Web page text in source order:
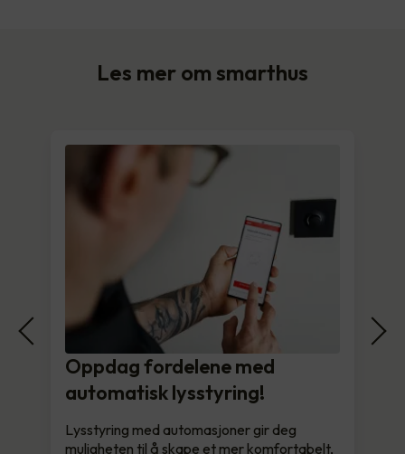
Les mer om smarthus
Oppdag fordelene med
automatisk lysstyring!
Lysstyring med automasjoner gir deg
muligheten til å skape et mer komfortabelt,